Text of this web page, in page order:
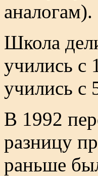
аналогам).
Школа
учились с
учились с
В 1992
разницу
раньше